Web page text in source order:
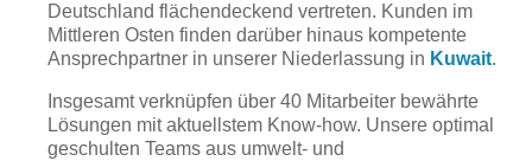
Deutschland flächendeckend vertreten. Kunden im
Mittleren Osten finden darüber hinaus kompetente
Ansprechpartner in unserer Niederlassung in Kuwait.
Insgesamt verknüpfen über 40 Mitarbeiter bewährte
Lösungen mit aktuellstem Know-how. Unsere optimal
geschulten Teams aus umwelt- und